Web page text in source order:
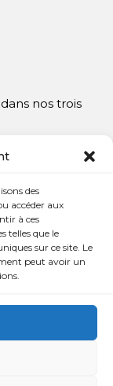
des
accéder aux
à ces
telles que le
sur ce site. Le
peut avoir un
nos trois